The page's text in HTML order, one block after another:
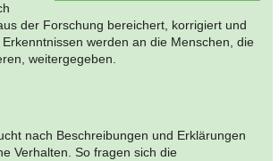
der Forschung bereichert, korrigiert und
werden an die Menschen, die
weitergegeben.
nach Beschreibungen und Erklärungen
Verhalten. So fragen sich die